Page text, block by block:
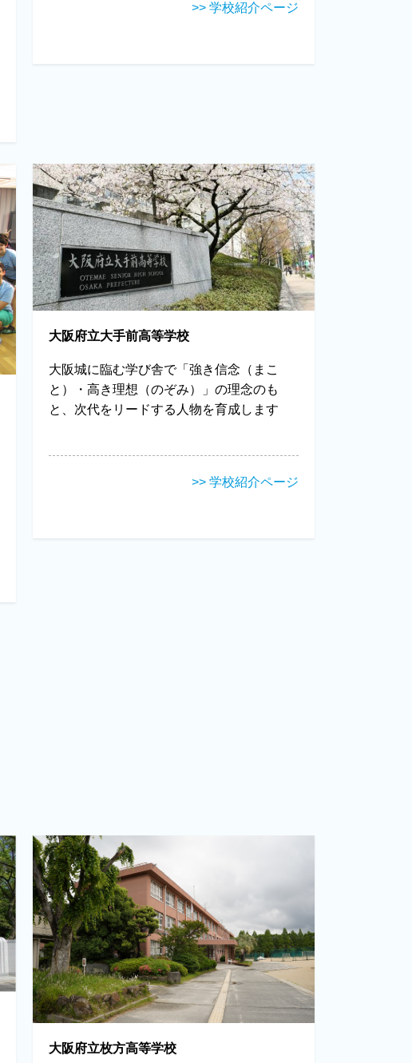
>> 学校紹介ページ
大阪府立大手前高等学校
大阪城に臨む学び舎で「強き信念（まこ
と）・高き理想（のぞみ）」の理念のも
と、次代をリードする人物を育成します
>> 学校紹介ページ
大阪府立枚方高等学校